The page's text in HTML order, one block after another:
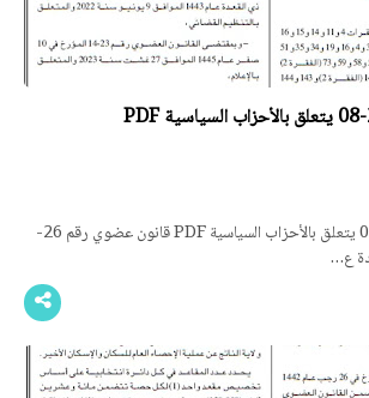
قانون عضوي رقم 26-08 يتعلق بالأحزاب السياسية PDF قانون عضوي رقم 26-